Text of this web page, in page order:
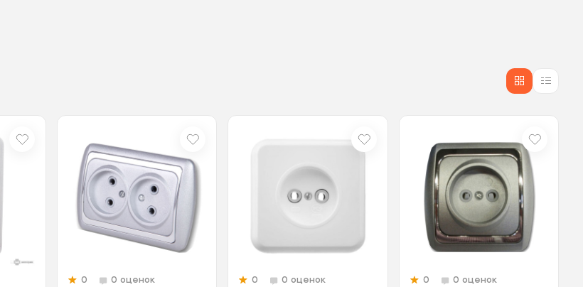
0 0 оценок 0 0 оценок 0 0 оценок